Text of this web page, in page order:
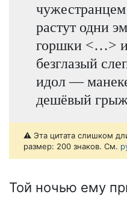
чужестранцем
растут одни
горшки <…> и
безглазый
идол —
дешёвый
⚠️ Эта цитата слишком
размер: 200 знаков. См.
Той ночью ему